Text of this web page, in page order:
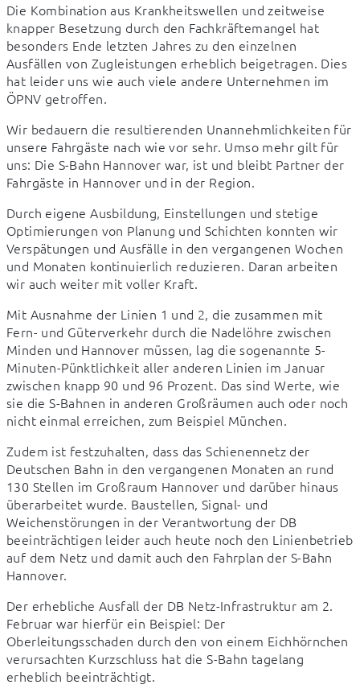
Die Kombination aus Krankheitswellen und zeitweise
knapper Besetzung durch den Fachkräftemangel hat
besonders Ende letzten Jahres zu den einzelnen
Ausfällen von Zugleistungen erheblich beigetragen. Dies
hat leider uns wie auch viele andere Unternehmen im
ÖPNV getroffen.
Wir bedauern die resultierenden Unannehmlichkeiten für
unsere Fahrgäste nach wie vor sehr. Umso mehr gilt für
uns: Die S-Bahn Hannover war, ist und bleibt Partner der
Fahrgäste in Hannover und in der Region.
Durch eigene Ausbildung, Einstellungen und stetige
Optimierungen von Planung und Schichten konnten wir
Verspätungen und Ausfälle in den vergangenen Wochen
und Monaten kontinuierlich reduzieren. Daran arbeiten
wir auch weiter mit voller Kraft.
Mit Ausnahme der Linien 1 und 2, die zusammen mit
Fern- und Güterverkehr durch die Nadelöhre zwischen
Minden und Hannover müssen, lag die sogenannte 5-
Minuten-Pünktlichkeit aller anderen Linien im Januar
zwischen knapp 90 und 96 Prozent. Das sind Werte, wie
sie die S-Bahnen in anderen Großräumen auch oder noch
nicht einmal erreichen, zum Beispiel München.
Zudem ist festzuhalten, dass das Schienennetz der
Deutschen Bahn in den vergangenen Monaten an rund
130 Stellen im Großraum Hannover und darüber hinaus
überarbeitet wurde. Baustellen, Signal- und
Weichenstörungen in der Verantwortung der DB
beeinträchtigen leider auch heute noch den Linienbetrieb
auf dem Netz und damit auch den Fahrplan der S-Bahn
Hannover.
Der erhebliche Ausfall der DB Netz-Infrastruktur am 2.
Februar war hierfür ein Beispiel: Der
Oberleitungsschaden durch den von einem Eichhörnchen
verursachten Kurzschluss hat die S-Bahn tagelang
erheblich beeinträchtigt.